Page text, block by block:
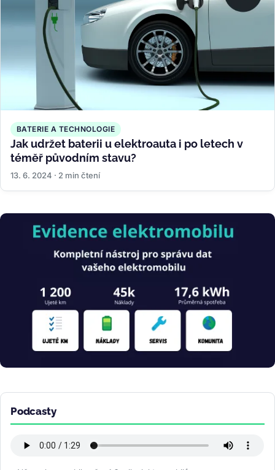
BATERIE A TECHNOLOGIE
Jak udržet baterii u elektroauta i po letech v
téměř původním stavu?
13. 6. 2024 · 2 min čtení
Obrázek
Podcasty